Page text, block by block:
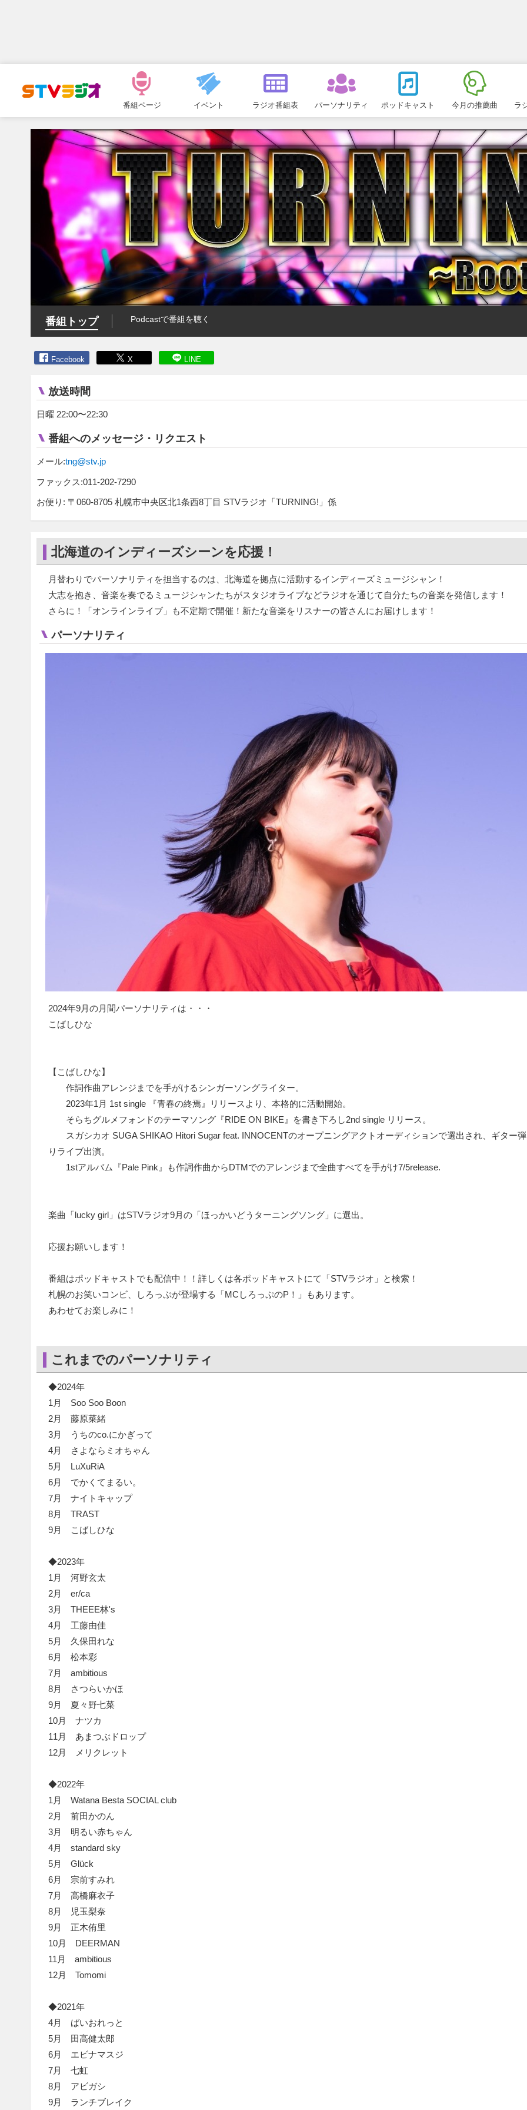
ュ
ー
番組ページ イベント ラジオ番組表 パーソナリティ ポッドキャスト 今月の推薦曲 ラ
番組トップ Podcastで番組を聴く
Facebook X LINE
放送時間
日曜 22:00〜22:30
番組へのメッセージ・リクエスト
メール:tng@stv.jp
ファックス:011-202-7290
お便り: 〒060-8705 札幌市中央区北1条西8丁目 STVラジオ「TURNING!」係
北海道のインディーズシーンを応援！
月替わりでパーソナリティを担当するのは、北海道を拠点に活動するインディーズミュージシャン！
大志を抱き、音楽を奏でるミュージシャンたちがスタジオライブなどラジオを通じて自分たちの音楽を発信します！
さらに！「オンラインライブ」も不定期で開催！新たな音楽をリスナーの皆さんにお届けします！
パーソナリティ
2024年9月の月間パーソナリティは・・・
こばしひな
【こばしひな】
作詞作曲アレンジまでを手がけるシンガーソングライター。
2023年1月 1st single 『青春の終焉』リリースより、本格的に活動開始。
そらちグルメフォンドのテーマソング『RIDE ON BIKE』を書き下ろし2nd single リリース。
スガシカオ SUGA SHIKAO Hitori Sugar feat. INNOCENTのオープニングアクトオーディションで選出され、ギター
りライブ出演。
1stアルバム『Pale Pink』も作詞作曲からDTMでのアレンジまで全曲すべてを手がけ7/5release.
楽曲「lucky girl」はSTVラジオ9月の「ほっかいどうターニングソング」に選出。
応援お願いします！
番組はポッドキャストでも配信中！！詳しくは各ポッドキャストにて「STVラジオ」と検索！
札幌のお笑いコンビ、しろっぷが登場する「MCしろっぷのP！」もあります。
あわせてお楽しみに！
これまでのパーソナリティ
◆2024年
1月 Soo Soo Boon
2月 藤原菜緒
3月 うちのco.にかぎって
4月 さよならミオちゃん
5月 LuXuRiA
6月 でかくてまるい。
7月 ナイトキャップ
8月 TRAST
9月 こばしひな
◆2023年
1月 河野玄太
2月 er/ca
3月 THEEE林's
4月 工藤由佳
5月 久保田れな
6月 松本彩
7月 ambitious
8月 さつらいかほ
9月 夏々野七菜
10月 ナツカ
11月 あまつぶドロップ
12月 メリクレット
◆2022年
1月 Watana Besta SOCIAL club
2月 前田かのん
3月 明るい赤ちゃん
4月 standard sky
5月 Glück
6月 宗前すみれ
7月 高橋麻衣子
8月 児玉梨奈
9月 正木侑里
10月 DEERMAN
11月 ambitious
12月 Tomomi
◆2021年
4月 ばいおれっと
5月 田高健太郎
6月 エビナマスジ
7月 七虹
8月 アビガシ
9月 ランチブレイク